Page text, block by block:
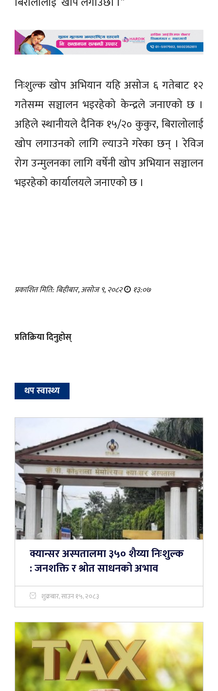
निःशुल्क खोप अभियान यहि असोज ६ गतेबाट १२
गतेसम्म सञ्चालन भइरहेको केन्द्रले जनाएको छ ।
अहिले स्थानीयले दैनिक १५/२० कुकुर, बिरालोलाई
खोप लगाउनको लागि ल्याउने गरेका छन् । रेविज
रोग उन्मुलनका लागि वर्षेनी खोप अभियान सञ्चालन
भइरहेको कार्यालयले जनाएको छ ।
प्रकाशित मिति: बिहीबार, असोज ९, २०८२ १३:०७
प्रतिक्रिया दिनुहोस्
थप स्वास्थ्य
क्यान्सर अस्पतालमा ३५० शैय्या निःशुल्क
: जनशक्ति र श्रोत साधनको अभाव
शुक्रबार, साउन १५, २०८३